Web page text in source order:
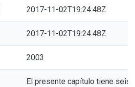
2017-11-02T19:24:48Z
2017-11-02T19:24:48Z
2003
El presente capítulo tiene seis